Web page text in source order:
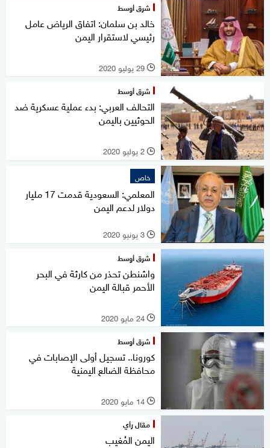
شرق أوسط
خالد بن سلمان: اتفاق الرياض عامل
رئيسي لاستقرار اليمن
l 29 يوليو 2020
شرق أوسط
التحالف العربي: بدء عملية عسكرية ضد
الحوثيين باليمن
l 2 يوليو 2020
خاص
المعلمي: السعودية قدمت 17 مليار
دولار لدعم اليمن
l 3 يونيو 2020
شرق أوسط
واشنطن تحذر من كارثة في البحر
الأحمر قبالة اليمن
l 24 مايو 2020
شرق أوسط
كورونا.. تسجيل أولى الإصابات في
محافظة الضالع اليمنية
l 14 مايو 2020
مقال رأي
اليمن المُغيب